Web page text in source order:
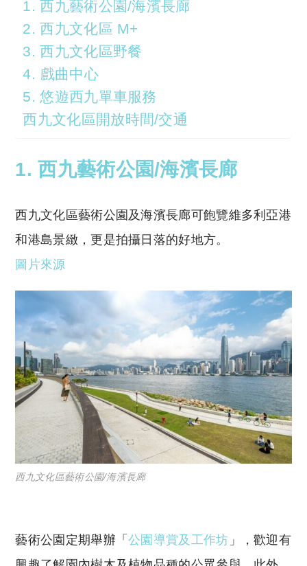
1. 西九藝術公園/海濱長廊
2. 西九文化區 M+
3. 西九文化區野餐
4. 戲曲中心
5. 悠遊西九單車服務
西九文化區開放時間/交通
1. 西九藝術公園/海濱長廊
西九文化區藝術公園及海濱長廊可飽覽維多利亞港
和港島景緻，更是拍攝日落的好地方。
圖片來源
西九文化區藝術公園/海濱長廊
藝術公園定期舉辦「公園導賞及工作坊 」，歡迎有